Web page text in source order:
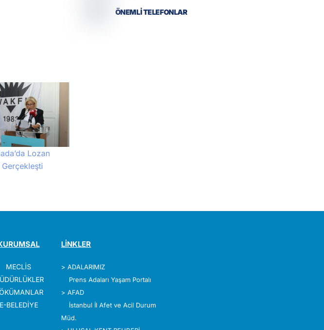
Lozan
Gerçekleşti
ÖNEMLİ TELEFONLAR
MECLİS
E-BELEDİYE
LİNKLER
>ADALARIMIZ
Prens Adaları Yaşam Portalı
>AFAD
İstanbul İl Afet ve Acil Durum
Müd.